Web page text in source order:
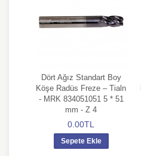
Dört Ağız Standart Boy
Köşe Radüs Freze – Tialn
- MRK 834051051 5 * 51
mm - Z 4
0.00TL
Sepete Ekle